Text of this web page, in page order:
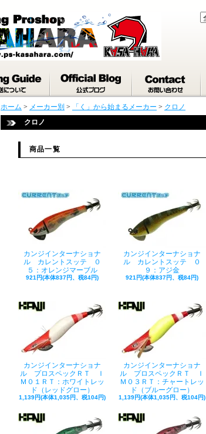
ホーム > メーカー別 > 「く」から始まるメーカー > クロノ
クロノ
商品一覧
カンジインターナショナ
ル カレントスッテ ０
５：オレンジマーブル
921円(本体837円、税84円)
カンジインターナショナ
ル カレントスッテ ０
９：アジ金
921円(本体837円、税84円)
カンジインターナショナ
ル プロスペックＲＴ Ｉ
Ｍ０１ＲＴ：ホワイトレッ
ド（レッドグロー）
1,139円(本体1,035円、税104円)
カンジインターナショナ
ル プロスペックＲＴ Ｉ
Ｍ０３ＲＴ：チャートレッ
ド（ブルーグロー）
1,139円(本体1,035円、税104円)